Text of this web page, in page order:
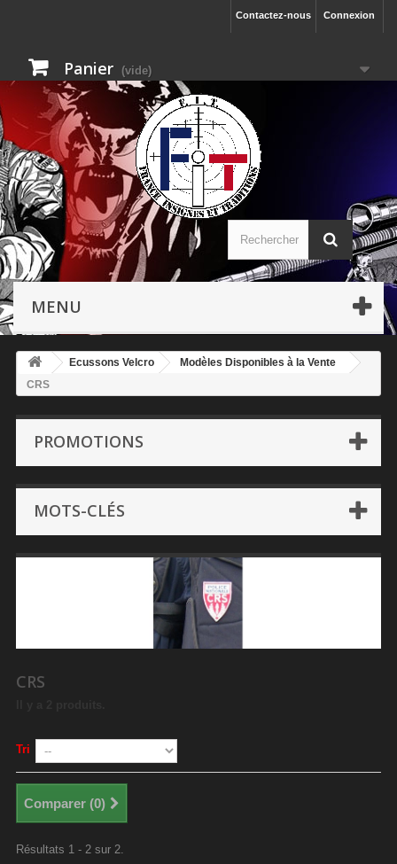
Connexion
Contactez-nous
Panier (vide)
MENU
Ecussons Velcro
Modèles Disponibles à la Vente
CRS
PROMOTIONS
MOTS-CLÉS
CRS
Tri
Comparer (0)
Résultats 1 - 2 sur 2.